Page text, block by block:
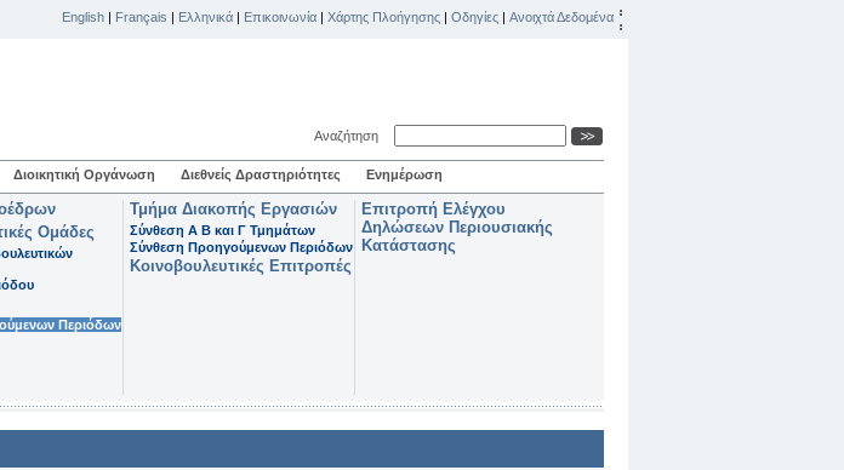
English | Français | Ελληνικά | Επικοινωνία | Χάρτης Πλοήγησης | Οδηγίες | Ανοιχτά Δεδομένα
Αναζήτηση
Διοικητική Οργάνωση Διεθνείς Δραστηριότητες Ενημέρωση
Ομάδες
Περιόδων
Τμήμα Διακοπής Εργασιών
Σύνθεση Α Β και Γ Τμημάτων
Σύνθεση Προηγούμενων Περιόδων
Κοινοβουλευτικές Επιτροπές
Επιτροπή Ελέγχου
Δηλώσεων Περιουσιακής
Κατάστασης